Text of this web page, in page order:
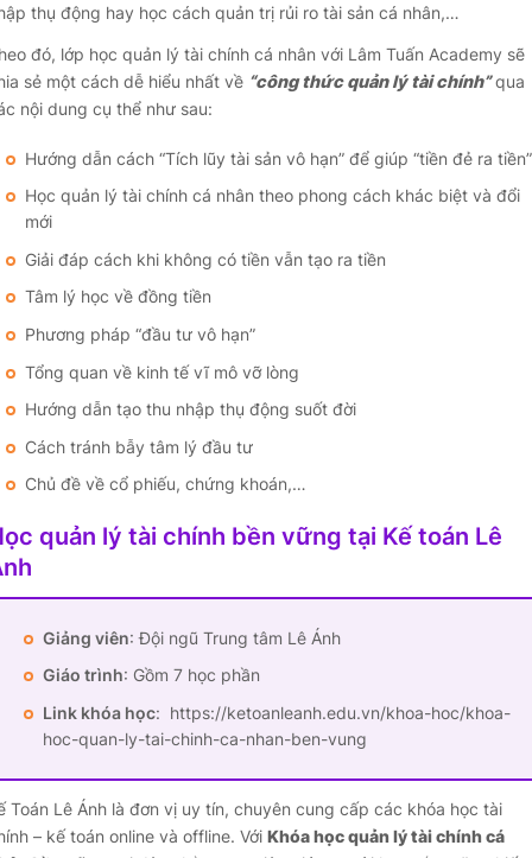
thụ động hay học cách quản trị rủi ro tài sản cá nhân,…
đó, lớp học quản lý tài chính cá nhân với Lâm Tuấn Academy sẽ
sẻ một cách dễ hiểu nhất về “công thức quản lý tài chính”qua
nội dung cụ thể như sau:
Hướng dẫn cách “Tích lũy tài sản vô hạn” để giúp “tiền đẻ ra tiền”
Học quản lý tài chính cá nhân theo phong cách khác biệt và đổi
mới
Giải đáp cách khi không có tiền vẫn tạo ra tiền
Tâm lý học về đồng tiền
Phương pháp “đầu tư vô hạn”
Tổng quan về kinh tế vĩ mô vỡ lòng
Hướng dẫn tạo thu nhập thụ động suốt đời
Cách tránh bẫy tâm lý đầu tư
Chủ đề về cổ phiếu, chứng khoán,…
quản lý tài chính bền vững tại Kế toán Lê
Giảng viên: Đội ngũ Trung tâm Lê Ánh
Giáo trình: Gồm 7 học phần
Link khóa học: https://ketoanleanh.edu.vn/khoa-hoc/khoa-
hoc-quan-ly-tai-chinh-ca-nhan-ben-vung
Toán Lê Ánh là đơn vị uy tín, chuyên cung cấp các khóa học tài
– kế toán online và offline. Với Khóa học quản lý tài chính cá